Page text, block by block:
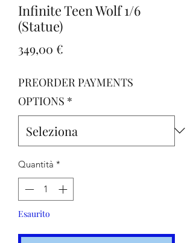
Infinite Teen Wolf 1/6
(Statue)
349,00 €
PREORDER PAYMENTS
OPTIONS *
Quantità *
Esaurito